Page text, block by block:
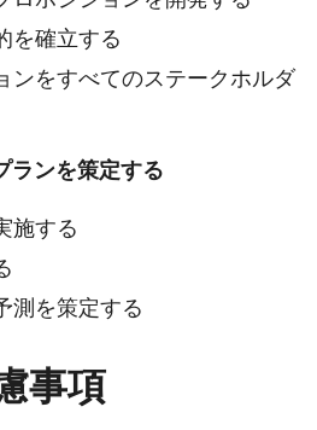
を確立する
ンをすべてのステークホルダ
ランを策定する
施する
測を策定する
事項